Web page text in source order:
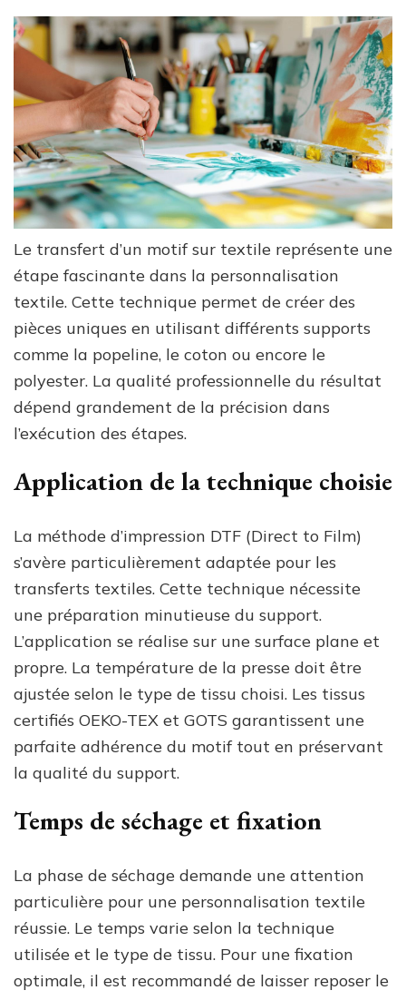
Le transfert d’un motif sur textile représente une
étape fascinante dans la personnalisation
textile. Cette technique permet de créer des
pièces uniques en utilisant différents supports
comme la popeline, le coton ou encore le
polyester. La qualité professionnelle du résultat
dépend grandement de la précision dans
l’exécution des étapes.
Application de la technique choisie
La méthode d’impression DTF (Direct to Film)
s’avère particulièrement adaptée pour les
transferts textiles. Cette technique nécessite
une préparation minutieuse du support.
L’application se réalise sur une surface plane et
propre. La température de la presse doit être
ajustée selon le type de tissu choisi. Les tissus
certifiés OEKO-TEX et GOTS garantissent une
parfaite adhérence du motif tout en préservant
la qualité du support.
Temps de séchage et fixation
La phase de séchage demande une attention
particulière pour une personnalisation textile
réussie. Le temps varie selon la technique
utilisée et le type de tissu. Pour une fixation
optimale, il est recommandé de laisser reposer le